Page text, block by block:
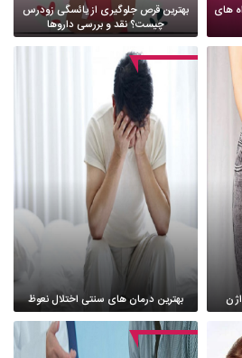
های
بهترین قرص جلوگیری از یائسگی زودرس
چیست؟ نقد و بررسی داروها
بهترین درمان های سنتی اختلال نعوظ